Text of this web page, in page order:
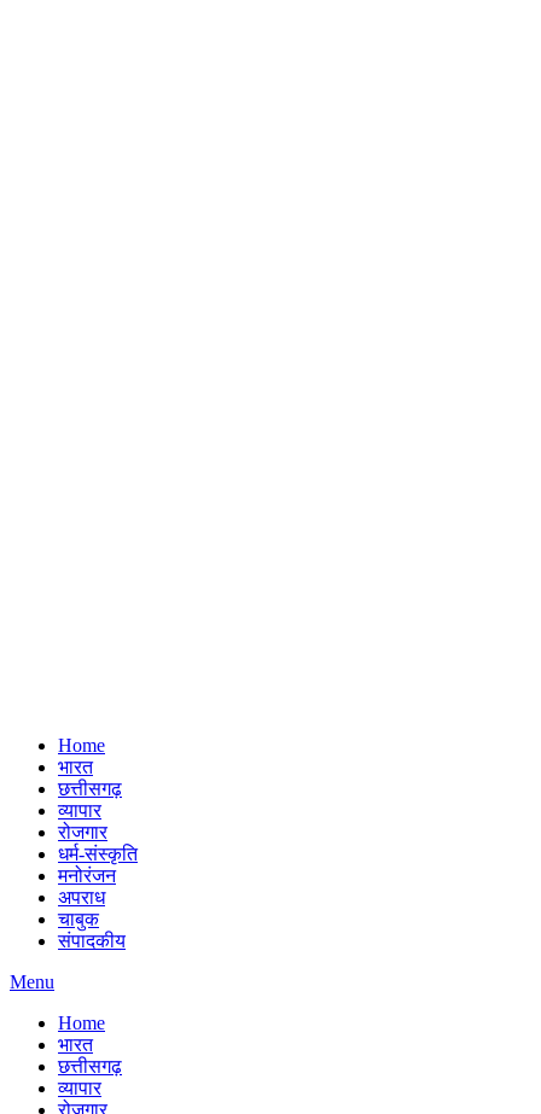
Home
भारत
छत्तीसगढ़
व्यापार
रोजगार
धर्म-संस्कृति
मनोरंजन
अपराध
चाबुक
संपादकीय
Menu
Home
भारत
छत्तीसगढ़
व्यापार